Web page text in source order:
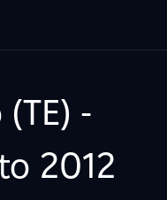
-
2012